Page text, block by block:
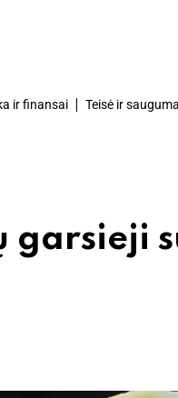
ir finansai Teisė ir
garsieji